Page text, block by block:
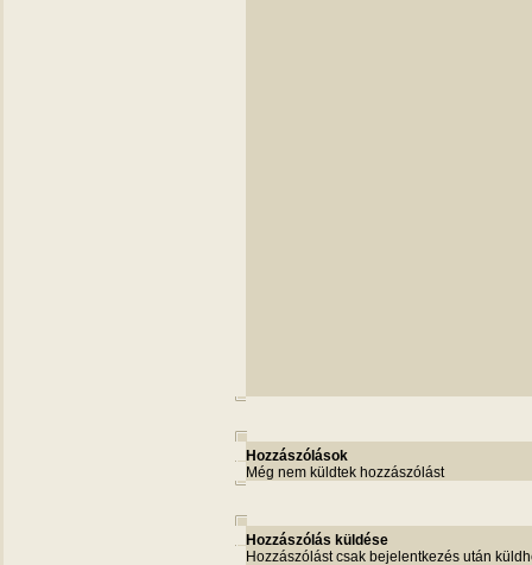
Hozzászólások
Még nem küldtek hozzászólást
Hozzászólás küldése
Hozzászólást csak bejelentkezés után